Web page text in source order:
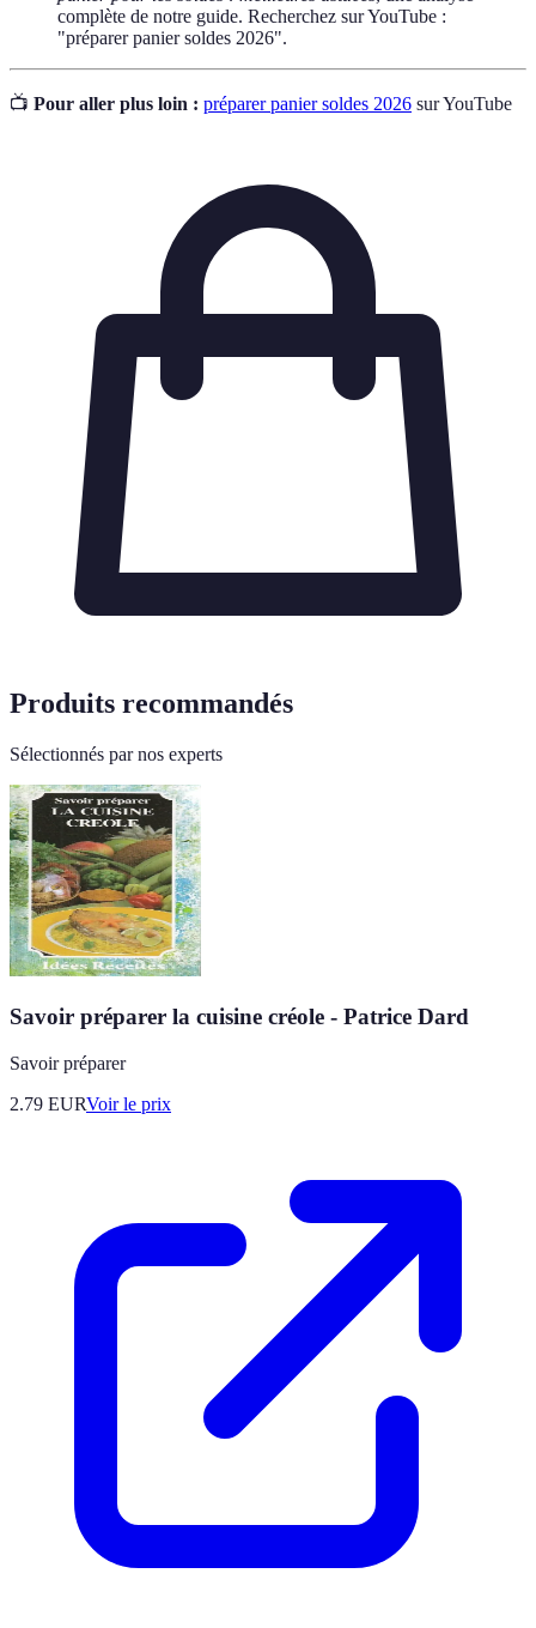
complète de notre guide. Recherchez sur YouTube :
"préparer panier soldes 2026".
📺 Pour aller plus loin : préparer panier soldes 2026 sur YouTube
Produits recommandés
Sélectionnés par nos experts
Savoir préparer la cuisine créole - Patrice Dard
Savoir préparer
2.79 EURVoir le prix